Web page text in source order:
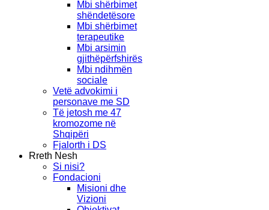
Mbi shërbimet
shëndetësore
Mbi shërbimet
terapeutike
Mbi arsimin
gjithëpërfshirës
Mbi ndihmën
sociale
Vetë advokimi i
personave me SD
Të jetosh me 47
kromozome në
Shqipëri
Fjalorth i DS
Rreth Nesh
Si nisi?
Fondacioni
Misioni dhe
Vizioni